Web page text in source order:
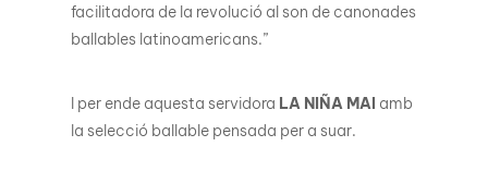
facilitadora de la revolució al son de canonades
ballables latinoamericans.”
I per ende aquesta servidora LA NIÑA MAI amb
la selecció ballable pensada per a suar.